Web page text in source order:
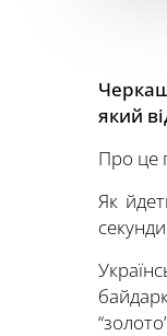
який
Про це
Як